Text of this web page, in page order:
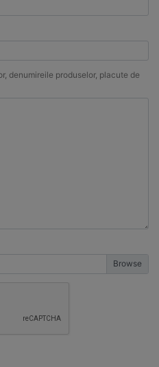
denumireile produselor, placute de